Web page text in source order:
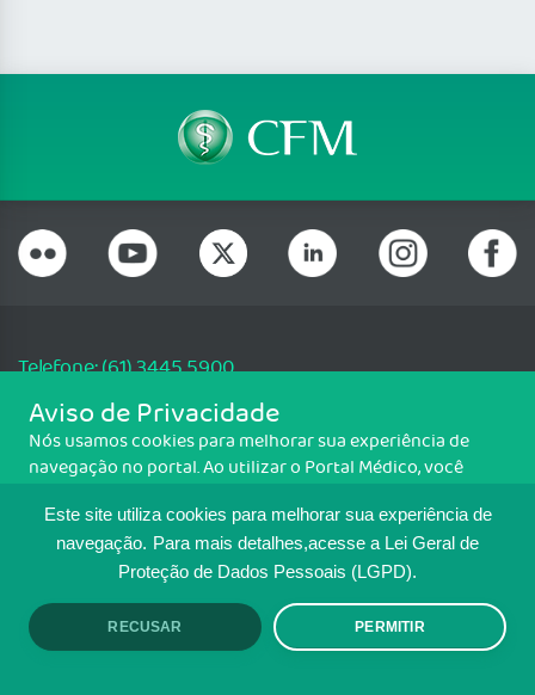
Este site utiliza cookies para melhorar sua experiência de
navegação. Para mais detalhes,acesse a Lei Geral de
Proteção de Dados Pessoais (LGPD).
RECUSAR PERMITIR
Telefone: (61) 3445 5900
Email: cfm@portalmedico.org.br
SGAS 616, Conjunto D, Lote 115, L2 Sul, Brasília/DF - CEP: 70200-760 -
CNPJ: 33.583.550/0001-30
MAPA DO SITE
TRANSPARÊNCIA E PRESTAÇÃO DE
CONTAS
Aviso de Privacidade
Nós usamos cookies para melhorar sua experiência de
navegação no portal. Ao utilizar o Portal Médico, você
Para ter mais informações sobre como isso é feito, acesse
Política de cookies. Se você concorda, clique em ACEITO.
ACEITO